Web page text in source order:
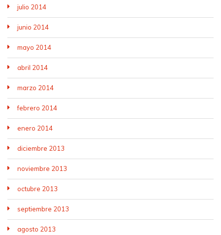
julio 2014
junio 2014
mayo 2014
abril 2014
marzo 2014
febrero 2014
enero 2014
diciembre 2013
noviembre 2013
octubre 2013
septiembre 2013
agosto 2013